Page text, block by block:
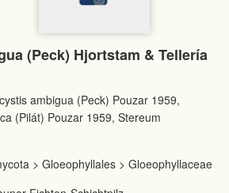
(Peck) Hjortstam & Tellería
ambigua (Peck) Pouzar 1959,
(Pilát) Pouzar 1959, Stereum
> Gloeophyllales > Gloeophyllaceae